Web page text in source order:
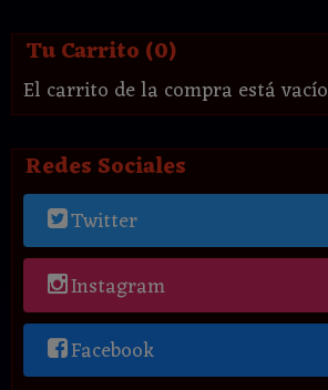
Tu Carrito (0)
El carrito de la compra está vacío
Redes Sociales
Twitter
Instagram
Facebook